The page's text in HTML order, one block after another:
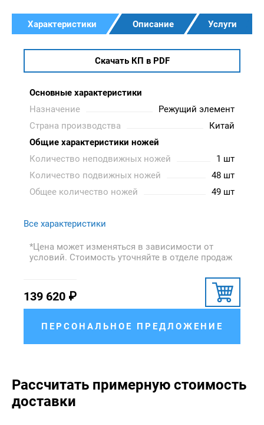
Характеристики Описание Услуги
Скачать КП в PDF
Основные характеристики
Назначение
Режущий элемент
Страна производства
Китай
Общие характеристики ножей
Количество неподвижных ножей
1 шт
Количество подвижных ножей
48 шт
Общее количество ножей
49 шт
Все характеристики
*Цена может изменяться в зависимости от
условий. Стоимость уточняйте в отделе продаж
139 620 ₽
ПЕРСОНАЛЬНОЕ ПРЕДЛОЖЕНИЕ
Рассчитать примерную стоимость
доставки